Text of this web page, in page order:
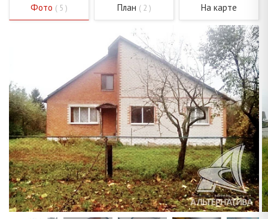
Фото ( 5 ) План ( 2 ) На карте